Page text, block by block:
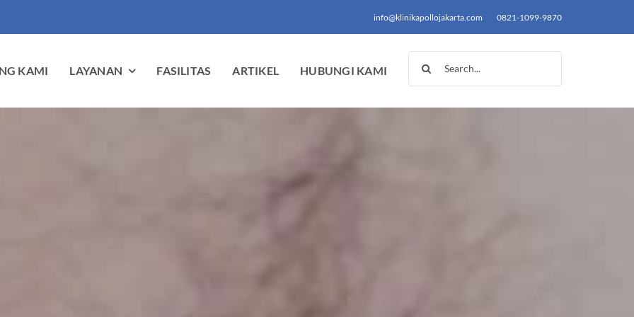
info@klinikapollojakarta.com 0821-1099-9870
KAMI LAYANAN FASILITAS ARTIKEL HUBUNGI KAMI